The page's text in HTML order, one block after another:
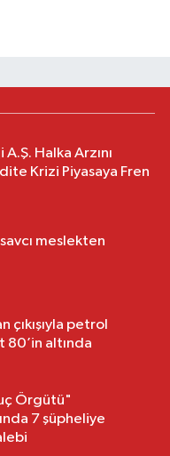
Halka Arzını
Krizi Piyasaya Fren
meslekten
çıkışıyla petrol
80’in altında
Örgütü"
7 şüpheliye